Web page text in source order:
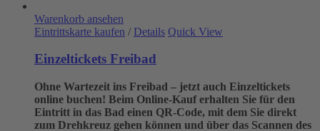
Warenkorb ansehen
Eintrittskarte kaufen / Details Quick View
Einzeltickets Freibad
Ohne Wartezeit ins Freibad – jetzt auch Einzeltickets
online buchen! Beim Online-Kauf erhalten Sie für den
Eintritt in das Bad einen QR-Code, mit dem Sie direkt
zum Drehkreuz gehen können und über das Scannen des